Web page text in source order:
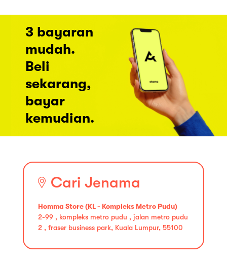
3 bayaran
mudah.
Beli
sekarang,
bayar
kemudian.
Cari Jenama
Homma Store (KL - Kompleks Metro Pudu)
2-99 , kompleks metro pudu , jalan metro pudu
2 , fraser business park, Kuala Lumpur, 55100